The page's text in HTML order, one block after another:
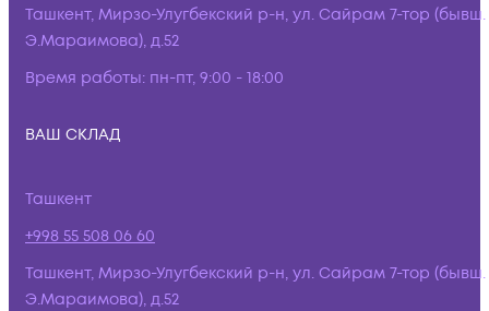
Ташкент, Мирзо-Улугбекский р-н, ул. Сайрам 7-тор (бывш.
Э.Мараимова), д.52
Время работы: пн-пт, 9:00 - 18:00
ВАШ СКЛАД
Ташкент
+998 55 508 06 60
Ташкент, Мирзо-Улугбекский р-н, ул. Сайрам 7-тор (бывш.
Э.Мараимова), д.52